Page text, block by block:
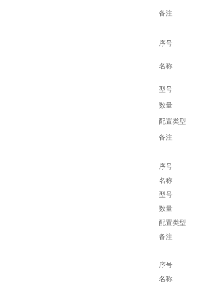
备注
序号
名称
型号
数量
配置类型
备注
序号
名称
型号
数量
配置类型
备注
序号
名称